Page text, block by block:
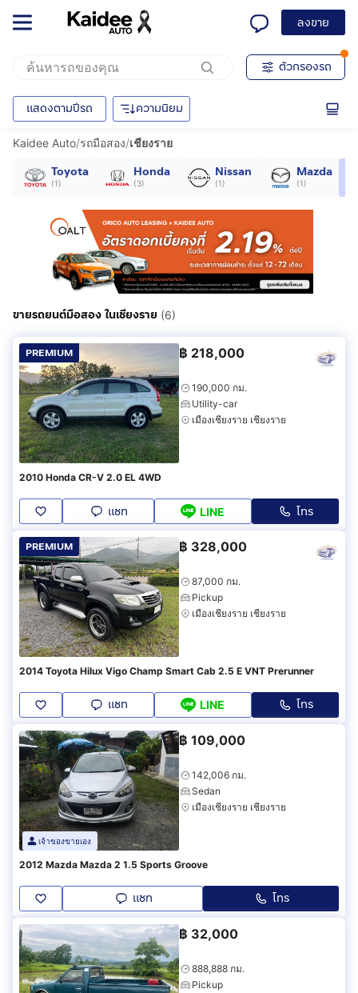
ลงขาย
ตัวกรองรถ
แสดงตามปีรถ ความนิยม
Kaidee Auto/รถมือสอง/เชียงราย
Toyota
(1)
Honda
(3)
Nissan
(1)
Mazda
(1)
ขายรถยนต์มือสอง ในเชียงราย (6)
PREMIUM ฿ 218,000
190,000 กม.
Utility-car
เมืองเชียงราย เชียงราย
2010 Honda CR-V 2.0 EL 4WD
แชท LINE โทร
PREMIUM ฿ 328,000
87,000 กม.
Pickup
เมืองเชียงราย เชียงราย
2014 Toyota Hilux Vigo Champ Smart Cab 2.5 E VNT Prerunner
แชท LINE โทร
เจ้าของขายเอง
฿ 109,000
142,006 กม.
Sedan
เมืองเชียงราย เชียงราย
2012 Mazda Mazda 2 1.5 Sports Groove
แชท โทร
฿ 32,000
888,888 กม.
Pickup